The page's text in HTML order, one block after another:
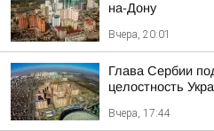
на-Дону
Вчера, 20:01
Глава Сербии
целостность
Вчера, 17:44